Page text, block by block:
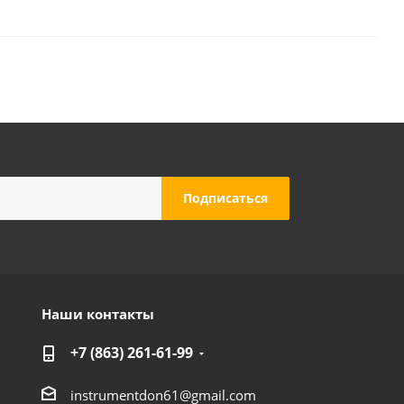
Наши контакты
+7 (863) 261-61-99
instrumentdon61@gmail.com